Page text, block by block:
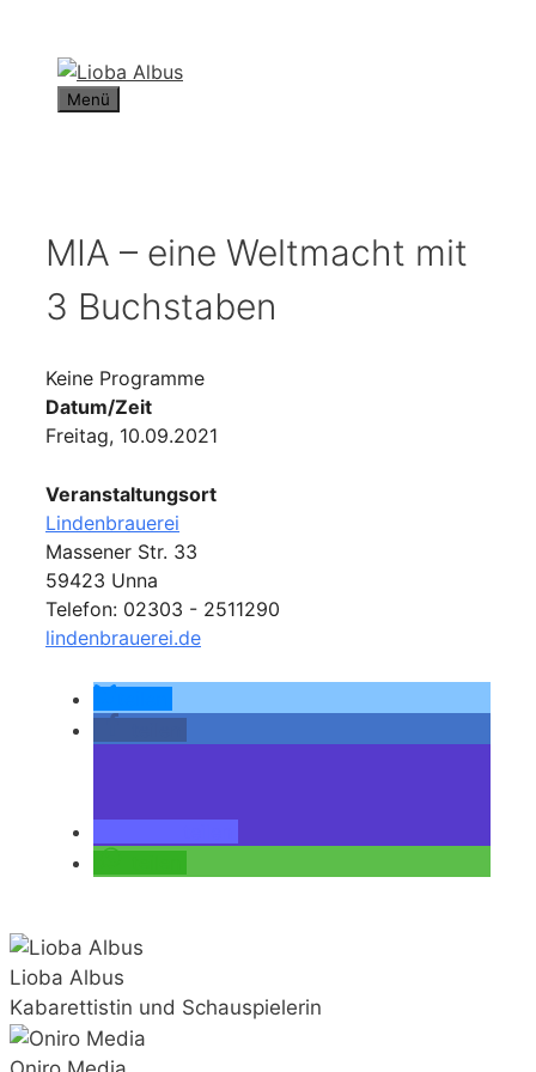
springen
Menü
MIA – eine Weltmacht mit
3 Buchstaben
Keine Programme
Datum/Zeit
Freitag, 10.09.2021
Veranstaltungsort
Lindenbrauerei
Massener Str. 33
59423 Unna
Telefon: 02303 - 2511290
lindenbrauerei.de
Lioba Albus
Kabarettistin und Schauspielerin